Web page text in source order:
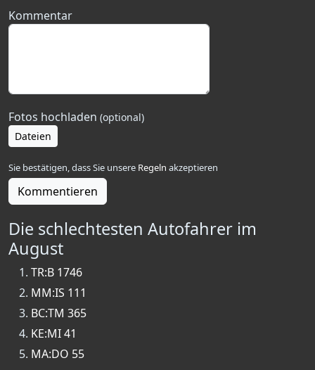
Kommentar
Fotos hochladen (optional)
Dateien
Sie bestätigen, dass Sie unsere Regeln akzeptieren
Kommentieren
Die schlechtesten Autofahrer im
August
TR:B 1746
MM:IS 111
BC:TM 365
KE:MI 41
MA:DO 55